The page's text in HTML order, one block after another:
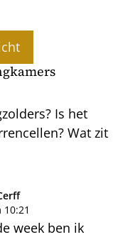
Is het
Wat zit
week ben ik